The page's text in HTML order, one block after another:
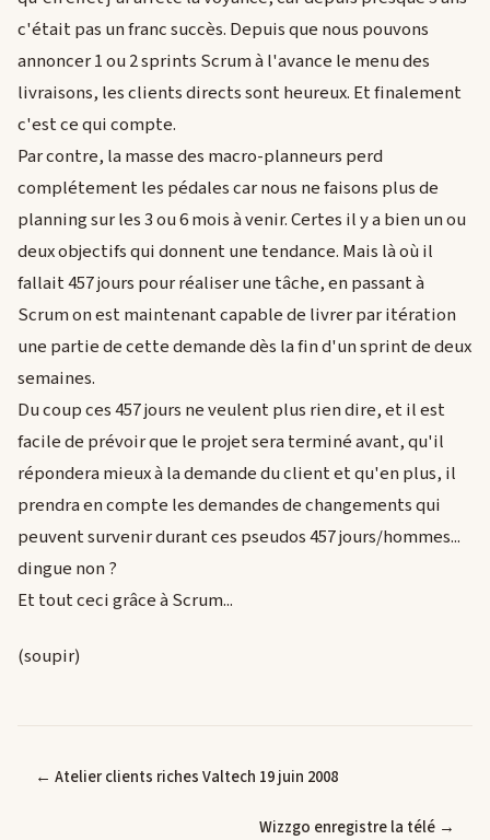
c'était pas un franc succès. Depuis que nous pouvons
annoncer 1 ou 2 sprints Scrum à l'avance le menu des
livraisons, les clients directs sont heureux. Et finalement
c'est ce qui compte.
Par contre, la masse des macro-planneurs perd
complétement les pédales car nous ne faisons plus de
planning sur les 3 ou 6 mois à venir. Certes il y a bien un ou
deux objectifs qui donnent une tendance. Mais là où il
fallait 457 jours pour réaliser une tâche, en passant à
Scrum on est maintenant capable de livrer par itération
une partie de cette demande dès la fin d'un sprint de deux
semaines.
Du coup ces 457 jours ne veulent plus rien dire, et il est
facile de prévoir que le projet sera terminé avant, qu'il
répondera mieux à la demande du client et qu'en plus, il
prendra en compte les demandes de changements qui
peuvent survenir durant ces pseudos 457 jours/hommes...
dingue non ?
Et tout ceci grâce à Scrum...
(soupir)
← Atelier clients riches Valtech 19 juin 2008
Wizzgo enregistre la télé →